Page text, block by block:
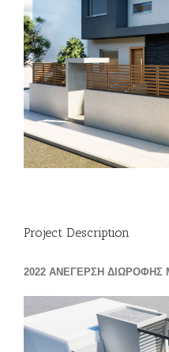
Project Description
2022 ΑΝΕΓΕΡΣΗ